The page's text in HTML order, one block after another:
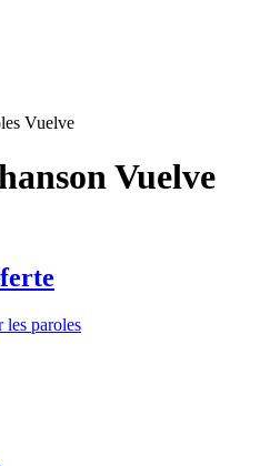
Vuelve
Vuelve
les paroles